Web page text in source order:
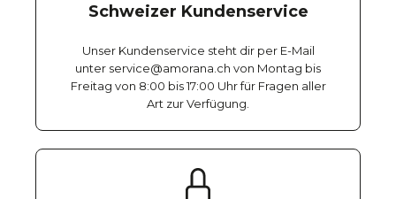
Schweizer Kundenservice
Unser Kundenservice steht dir per E-Mail
unter service@amorana.ch von Montag bis
Freitag von 8:00 bis 17:00 Uhr für Fragen aller
Art zur Verfügung.